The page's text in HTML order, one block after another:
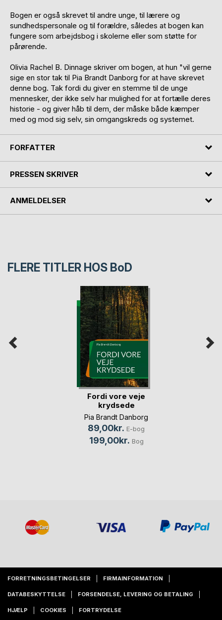
Bogen er også skrevet til andre unge, til lærere og
sundhedspersonale og til forældre, således at bogen kan
fungere som arbejdsbog i skolerne eller som støtte for
pårørende.
Olivia Rachel B. Dinnage skriver om bogen, at hun "vil gerne
sige en stor tak til Pia Brandt Danborg for at have skrevet
denne bog. Tak fordi du giver en stemme til de unge
mennesker, der ikke selv har mulighed for at fortælle deres
historie - og giver håb til dem, der måske både kæmper
med og mod sig selv, sin omgangskreds og systemet.
FORFATTER
PRESSEN SKRIVER
ANMELDELSER
FLERE TITLER HOS BoD
Fordi vore veje
krydsede
Pia Brandt Danborg
89,00kr. E-bog
199,00kr. Bog
FORRETNINGSBETINGELSER FIRMAINFORMATION
DATABESKYTTELSE FORSENDELSE, LEVERING OG BETALING
HJÆLP COOKIES FORTRYDELSE